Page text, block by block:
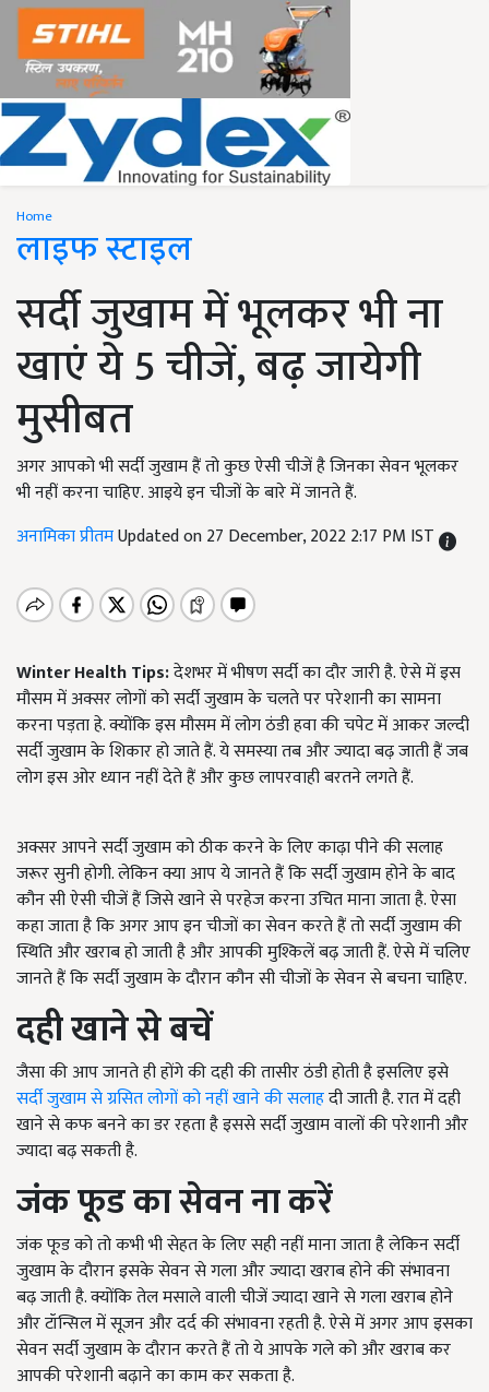
Home
लाइफ स्टाइल
सर्दी जुखाम में भूलकर भी ना
खाएं ये 5 चीजें, बढ़ जायेगी
मुसीबत
अगर आपको भी सर्दी जुखाम हैं तो कुछ ऐसी चीजें है जिनका सेवन भूलकर
भी नहीं करना चाहिए. आइये इन चीजों के बारे में जानते हैं.
अनामिका प्रीतमUpdated on 27 December, 2022 2:17 PM IST
Winter Health Tips:देशभर में भीषण सर्दी का दौर जारी है. ऐसे में इस
मौसम में अक्सर लोगों को सर्दी जुखाम के चलते पर परेशानी का सामना
करना पड़ता हे. क्योंकि इस मौसम में लोग ठंडी हवा की चपेट में आकर जल्दी
सर्दी जुखाम के शिकार हो जाते हैं. ये समस्या तब और ज्यादा बढ़ जाती हैं जब
लोग इस ओर ध्यान नहीं देते हैं और कुछ लापरवाही बरतने लगते हैं.
अक्सर आपने सर्दी जुखाम को ठीक करने के लिए काढ़ा पीने की सलाह
जरूर सुनी होगी. लेकिन क्या आप ये जानते हैं कि सर्दी जुखाम होने के बाद
कौन सी ऐसी चीजें हैं जिसे खाने से परहेज करना उचित माना जाता है. ऐसा
कहा जाता है कि अगर आप इन चीजों का सेवन करते हैं तो सर्दी जुखाम की
स्थिति और खराब हो जाती है और आपकी मुश्किलें बढ़ जाती हैं. ऐसे में चलिए
जानते हैं कि सर्दी जुखाम के दौरान कौन सी चीजों के सेवन से बचना चाहिए.
दही खाने से बचें
जैसा की आप जानते ही होंगे की दही की तासीर ठंडी होती है इसलिए इसे
सर्दी जुखाम से ग्रसित लोगों को नहीं खाने की सलाहदी जाती है. रात में दही
खाने से कफ बनने का डर रहता है इससे सर्दी जुखाम वालों की परेशानी और
ज्यादा बढ़ सकती है.
जंक फूड का सेवन ना करें
जंक फूड को तो कभी भी सेहत के लिए सही नहीं माना जाता है लेकिन सर्दी
जुखाम के दौरान इसके सेवन से गला और ज्यादा खराब होने की संभावना
बढ़ जाती है. क्योंकि तेल मसाले वाली चीजें ज्यादा खाने से गला खराब होने
और टॉन्सिल में सूजन और दर्द की संभावना रहती है. ऐसे में अगर आप इसका
सेवन सर्दी जुखाम के दौरान करते हैं तो ये आपके गले को और खराब कर
आपकी परेशानी बढ़ाने का काम कर सकता है.